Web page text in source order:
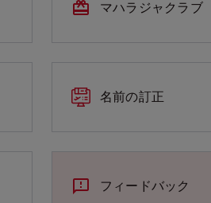
マハラジャクラブ
名前の訂正
フィードバック